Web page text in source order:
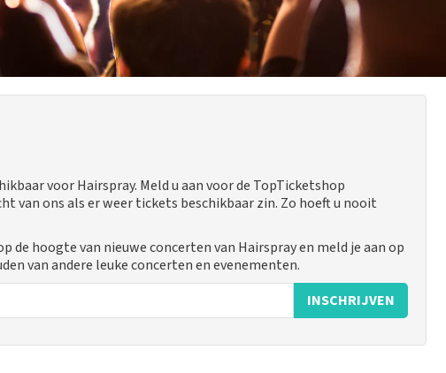
voor Hairspray. Meld u aan voor de TopTicketshop
van ons als er weer tickets beschikbaar zin. Zo hoeft u nooit
hoogte van nieuwe concerten van Hairspray en meld je aan op
van andere leuke concerten en evenementen.
INSCHRIJVEN